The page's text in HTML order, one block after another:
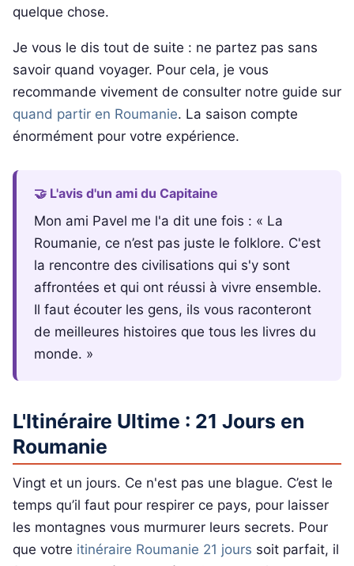
quelque chose.
Je vous le dis tout de suite : ne partez pas sans
savoir quand voyager. Pour cela, je vous
recommande vivement de consulter notre guide sur
quand partir en Roumanie. La saison compte
énormément pour votre expérience.
🤝 L'avis d'un ami du Capitaine
Mon ami Pavel me l'a dit une fois : « La
Roumanie, ce n’est pas juste le folklore. C'est
la rencontre des civilisations qui s'y sont
affrontées et qui ont réussi à vivre ensemble.
Il faut écouter les gens, ils vous raconteront
de meilleures histoires que tous les livres du
monde. »
L'Itinéraire Ultime : 21 Jours en
Roumanie
Vingt et un jours. Ce n'est pas une blague. C’est le
temps qu’il faut pour respirer ce pays, pour laisser
les montagnes vous murmurer leurs secrets. Pour
que votre itinéraire Roumanie 21 jours soit parfait, il